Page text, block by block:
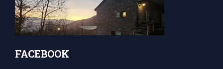
FACEBOOK